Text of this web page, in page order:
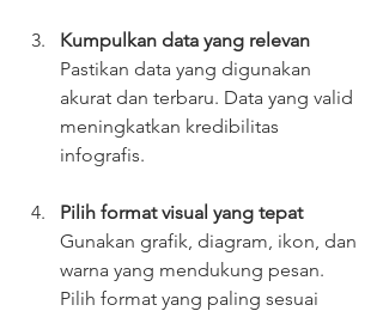
Kumpulkan data yang relevan
Pastikan data yang digunakan
akurat dan terbaru. Data yang valid
meningkatkan kredibilitas
infografis.
Pilih format visual yang tepat
Gunakan grafik, diagram, ikon, dan
warna yang mendukung pesan.
Pilih format yang paling sesuai